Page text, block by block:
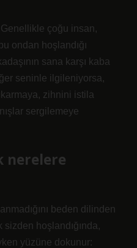
çoğu insan,
ondan hoşlandığı
sana karşı kaba
seninle ilgileniyorsa,
zihnini istila
sergilemeye
nerelere
beden dilinden
hoşlandığında,
yüzüne dokunur: